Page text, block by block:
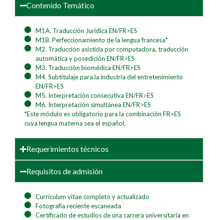
Contenido Temático
M1A. Traducción Jurídica EN/FR>ES
M1B. Perfeccionamiento de la lengua francesa*
M2. Traducción asistida por computadora, traducción
automática y posedición EN/FR>ES
M3. Traducción biomédica EN/FR>ES
M4. Subtitulaje para la industria del entretenimiento
EN/FR>ES
M5. Interpretación consecutiva EN/FR>ES
M6. Interpretación simultánea EN/FR>ES
*Este módulo es obligatorio para la combinación FR>ES
cuya lengua materna sea el español.
Requerimientos técnicos
Requisitos de admisión
Currículum vitae completo y actualizado
Fotografía reciente escaneada
Certificado de estudios de una carrera universitaria en